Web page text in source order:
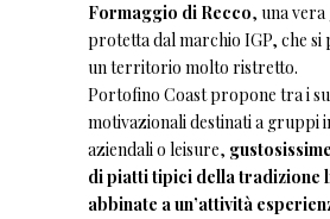
Formaggio di Recco, una
protetta dal marchio IGP, che si
un territorio molto ristretto.
Portofino Coast propone tra i
motivazionali destinati a gruppi
aziendali o leisure,
di piatti tipici della tradizione
abbinate a un’attività